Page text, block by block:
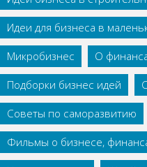
Идеи для бизнеса в
Микробизнес
О
Подборки бизнес идей
Советы по саморазвитию
Фильмы о бизнесе,